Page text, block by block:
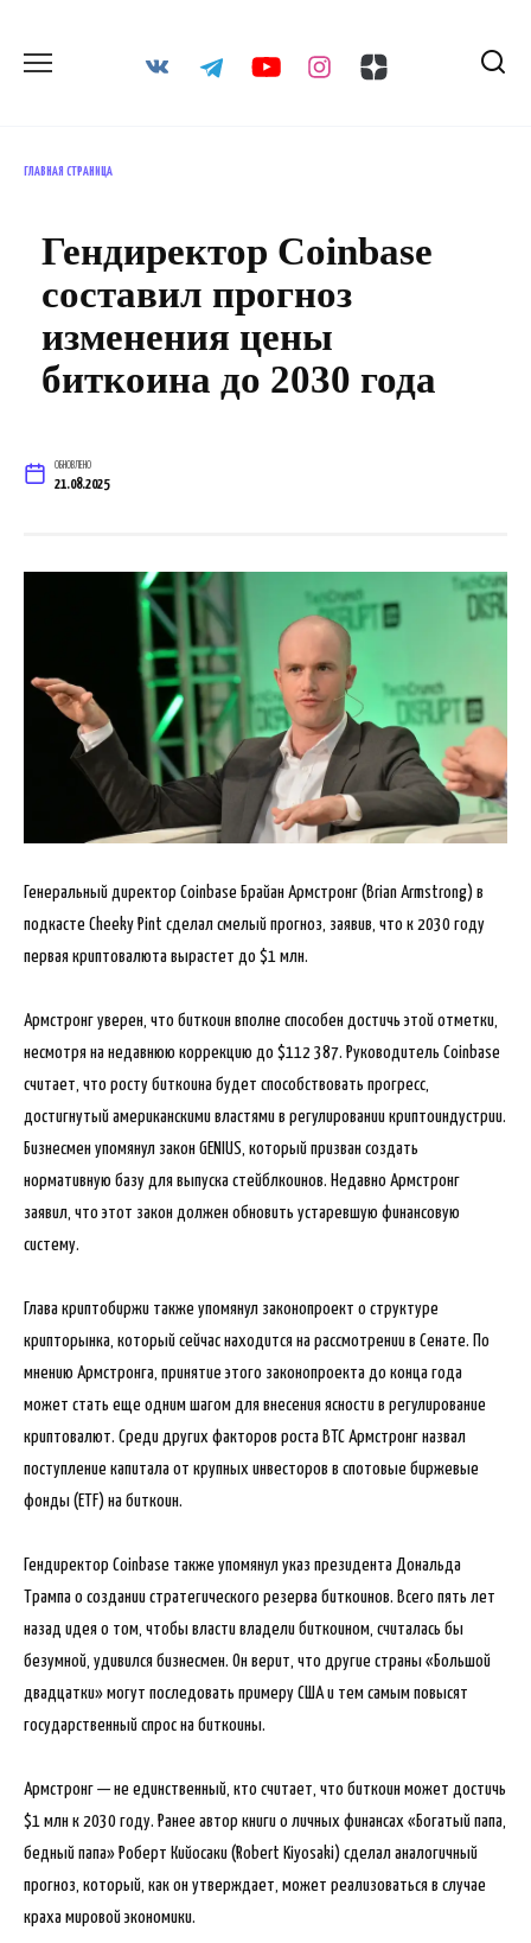
содержанию
ГЛАВНАЯ СТРАНИЦА
Гендиректор Coinbase
составил прогноз
изменения цены
биткоина до 2030 года
ОБНОВЛЕНО
21.08.2025
Генеральный директор Coinbase Брайан Армстронг (Brian Armstrong) в
подкасте Cheeky Pint сделал смелый прогноз, заявив, что к 2030 году
первая криптовалюта вырастет до $1 млн.
Армстронг уверен, что биткоин вполне способен достичь этой отметки,
несмотря на недавнюю коррекцию до $112 387. Руководитель Coinbase
считает, что росту биткоина будет способствовать прогресс,
достигнутый американскими властями в регулировании криптоиндустрии.
Бизнесмен упомянул закон GENIUS, который призван создать
нормативную базу для выпуска стейблкоинов. Недавно Армстронг
заявил, что этот закон должен обновить устаревшую финансовую
систему.
Глава криптобиржи также упомянул законопроект о структуре
крипторынка, который сейчас находится на рассмотрении в Сенате. По
мнению Армстронга, принятие этого законопроекта до конца года
может стать еще одним шагом для внесения ясности в регулирование
криптовалют. Среди других факторов роста BTC Армстронг назвал
поступление капитала от крупных инвесторов в спотовые биржевые
фонды (ETF) на биткоин.
Гендиректор Coinbase также упомянул указ президента Дональда
Трампа о создании стратегического резерва биткоинов. Всего пять лет
назад идея о том, чтобы власти владели биткоином, считалась бы
безумной, удивился бизнесмен. Он верит, что другие страны «Большой
двадцатки» могут последовать примеру США и тем самым повысят
государственный спрос на биткоины.
Армстронг — не единственный, кто считает, что биткоин может достичь
$1 млн к 2030 году. Ранее автор книги о личных финансах «Богатый папа,
бедный папа» Роберт Кийосаки (Robert Kiyosaki) сделал аналогичный
прогноз, который, как он утверждает, может реализоваться в случае
краха мировой экономики.